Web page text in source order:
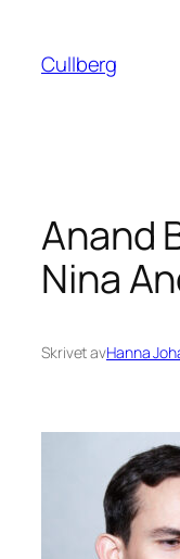
innehåll
Cullberg
Anand
Nina
Skrivet avHanna